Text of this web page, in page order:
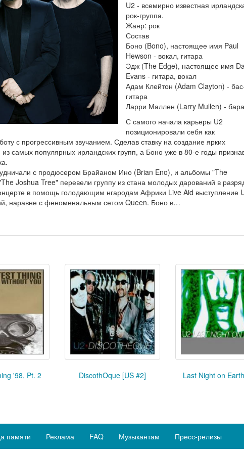
U2 - всемирно известная
рок-группа.
Жанр: рок
Состав
Боно (Bono), настоящее имя Paul
Hewson - вокал, гитара
Эдж (The Edge), настоящее имя
Evans - гитара, вокал
Адам Клейтон (Adam Clayton) -
гитара
Ларри Маллен (Larry Mullen) -
С самого начала карьеры U2
позиционировали себя как
с прогрессивным звучанием. Сделав ставку на создание ярких
самых популярных ирландских групп, а Боно уже в 80-е годы
с продюсером Брайаном Ино (Brian Eno), и альбомы "The
Joshua Tree" перевели группу из стана молодых дарований в
в помощь голодающим нгародам Африки Live Aid выступление
наравне с феноменальным сетом Queen. Боно в…
'98, Pt. 2 DiscothOque [US #2] Last Night on
памяти Реклама FAQ Музыкантам Пресс-релизы